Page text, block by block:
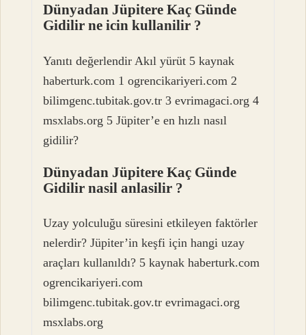
Dünyadan Jüpitere Kaç Günde
Gidilir ne icin kullanilir ?
Yanıtı değerlendir Akıl yürüt 5 kaynak
haberturk.com 1 ogrencikariyeri.com 2
bilimgenc.tubitak.gov.tr 3 evrimagaci.org 4
msxlabs.org 5 Jüpiter’e en hızlı nasıl
gidilir?
Dünyadan Jüpitere Kaç Günde
Gidilir nasil anlasilir ?
Uzay yolculuğu süresini etkileyen faktörler
nelerdir? Jüpiter’in keşfi için hangi uzay
araçları kullanıldı? 5 kaynak haberturk.com
ogrencikariyeri.com
bilimgenc.tubitak.gov.tr evrimagaci.org
msxlabs.org